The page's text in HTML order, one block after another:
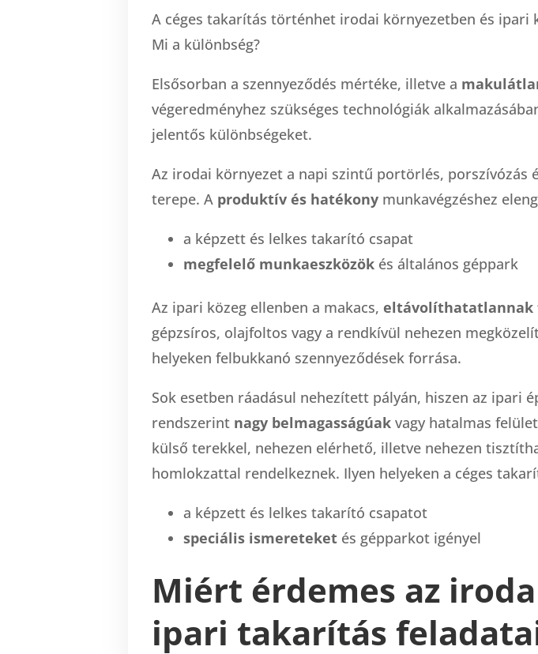
A céges takarítás történhet irodai környezetben és ipari
Mi a különbség?
Elsősorban a szennyeződés mértéke, illetve a
végeredményhez szükséges technológiák
jelentős különbségeket.
Az irodai környezet a napi szintű portörlés, porszívózás
terepe. A produktív és hatékony munkavégzéshez
a képzett és lelkes takarító csapat
megfelelő munkaeszközök és általános géppark
Az ipari közeg ellenben a makacs, eltávolíthatatlannak
gépzsíros, olajfoltos vagy a rendkívül nehezen
helyeken felbukkanó szennyeződések forrása.
Sok esetben ráadásul nehezített pályán, hiszen az ipari
rendszerint nagy belmagasságúak vagy hatalmas
külső terekkel, nehezen elérhető, illetve nehezen
homlokzattal rendelkeznek. Ilyen helyeken a céges
a képzett és lelkes takarító csapatot
speciális ismereteket és gépparkot igényel
Miért érdemes az
ipari takarítás